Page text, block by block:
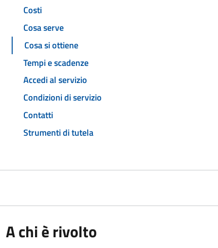
Costi
Cosa serve
Cosa si ottiene
Tempi e scadenze
Accedi al servizio
Condizioni di servizio
Contatti
Strumenti di tutela
A chi è rivolto